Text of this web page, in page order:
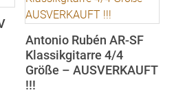
Antonio Rubén AR-SF
Klassikgitarre 4/4
Größe – AUSVERKAUFT
!!!